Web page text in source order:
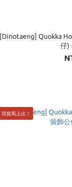
[Dinotaeng] Quokka
仔)
現貨馬上出！